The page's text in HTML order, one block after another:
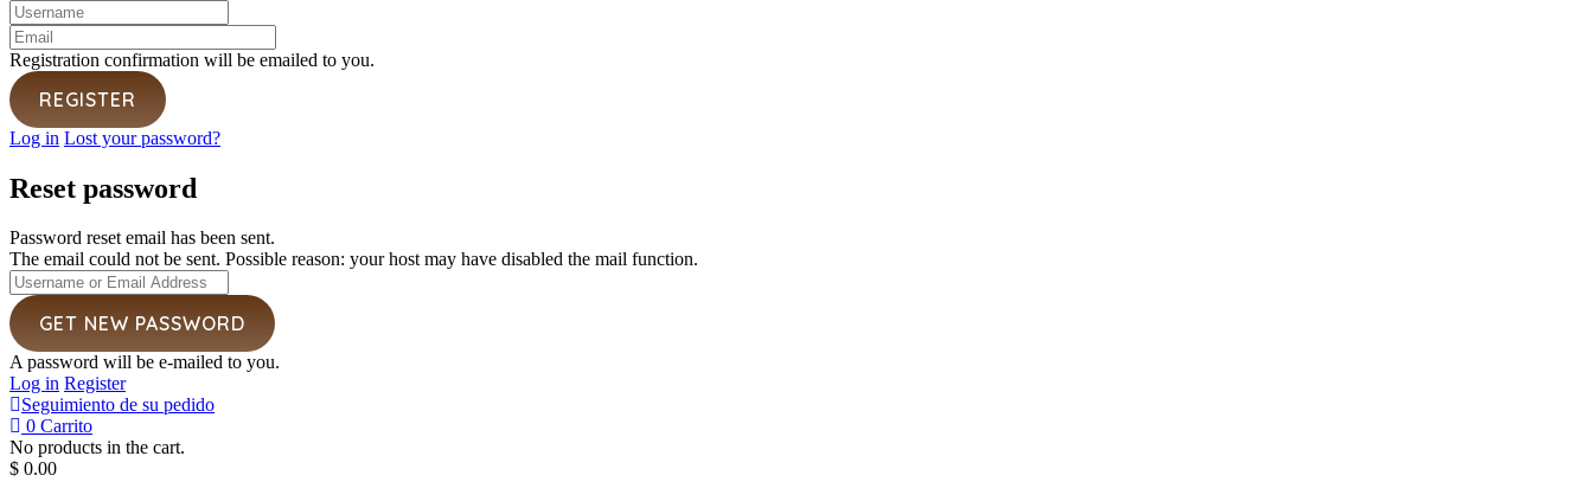
Registration confirmation will be emailed to you.
Log in Lost your password?
Reset password
Password reset email has been sent.
The email could not be sent. Possible reason: your host may have disabled the mail function.
A password will be e-mailed to you.
Log in Register
Seguimiento de su pedido
0 Carrito
No products in the cart.
$ 0.00